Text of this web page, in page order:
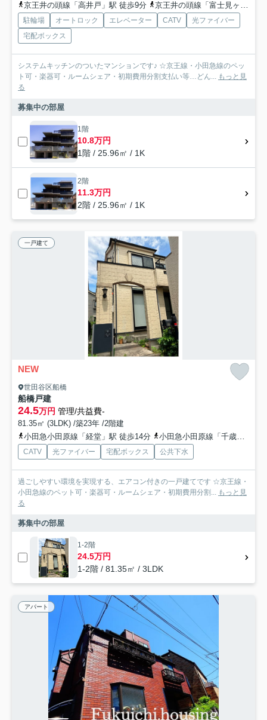
京王井の頭線「高井戸」駅 徒歩9分
京王井の頭線「富士見ヶ丘」駅 徒歩14分
駐輪場 オートロック エレベーター CATV
光ファイバー
宅配ボックス
システムキッチンのついたマンションです♪ ☆京王線・小田急線のペッ
ト可・楽器可・ルームシェア・初期費用分割支払い等…どん... もっと見
る
募集中の部屋
1階
10.8万円
1階 / 25.96㎡ / 1K
2階
11.3万円
2階 / 25.96㎡ / 1K
一戸建て
NEW
世田谷区船橋
船橋戸建
24.5万円 管理/共益費-
81.35㎡ (3LDK) /築23年 /2階建
小田急小田原線「経堂」駅 徒歩14分
小田急小田原線「千歳船橋」駅 徒歩13分
CATV 光ファイバー 宅配ボックス 公共下水
過ごしやすい環境を実現する、エアコン付きの一戸建てです ☆京王線・
小田急線のペット可・楽器可・ルームシェア・初期費用分割... もっと見
る
募集中の部屋
1-2階
24.5万円
1-2階 / 81.35㎡ / 3LDK
アパート